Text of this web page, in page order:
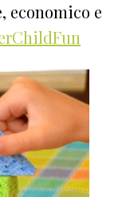
economico e